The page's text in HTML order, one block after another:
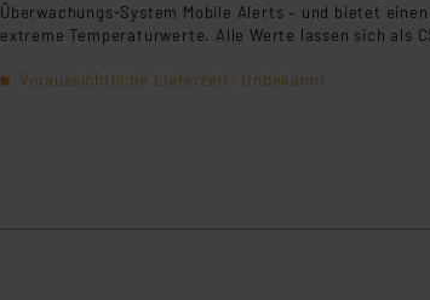
Überwachungs-System Mobile Alerts – und bietet
extreme Temperaturwerte. Alle Werte lassen sich als
Voraussichtliche Lieferzeit: Unbekannt